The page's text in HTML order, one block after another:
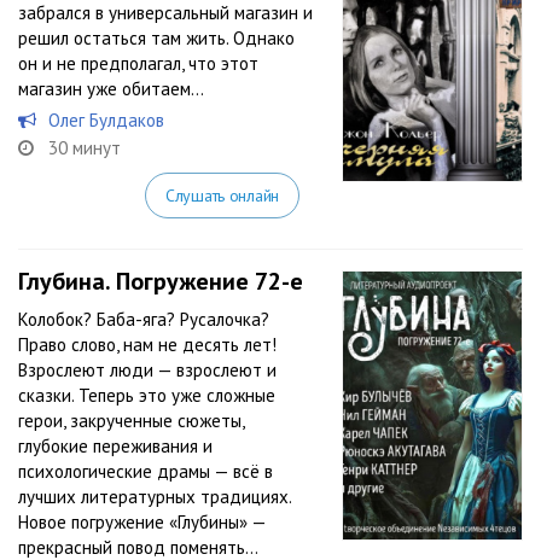
забрался в универсальный магазин и
решил остаться там жить. Однако
он и не предполагал, что этот
магазин уже обитаем…
Олег Булдаков
30 минут
Слушать онлайн
Глубина. Погружение 72-е
Колобок? Баба-яга? Русалочка?
Право слово, нам не десять лет!
Взрослеют люди — взрослеют и
сказки. Теперь это уже сложные
герои, закрученные сюжеты,
глубокие переживания и
психологические драмы — всё в
лучших литературных традициях.
Новое погружение «Глубины» —
прекрасный повод поменять...